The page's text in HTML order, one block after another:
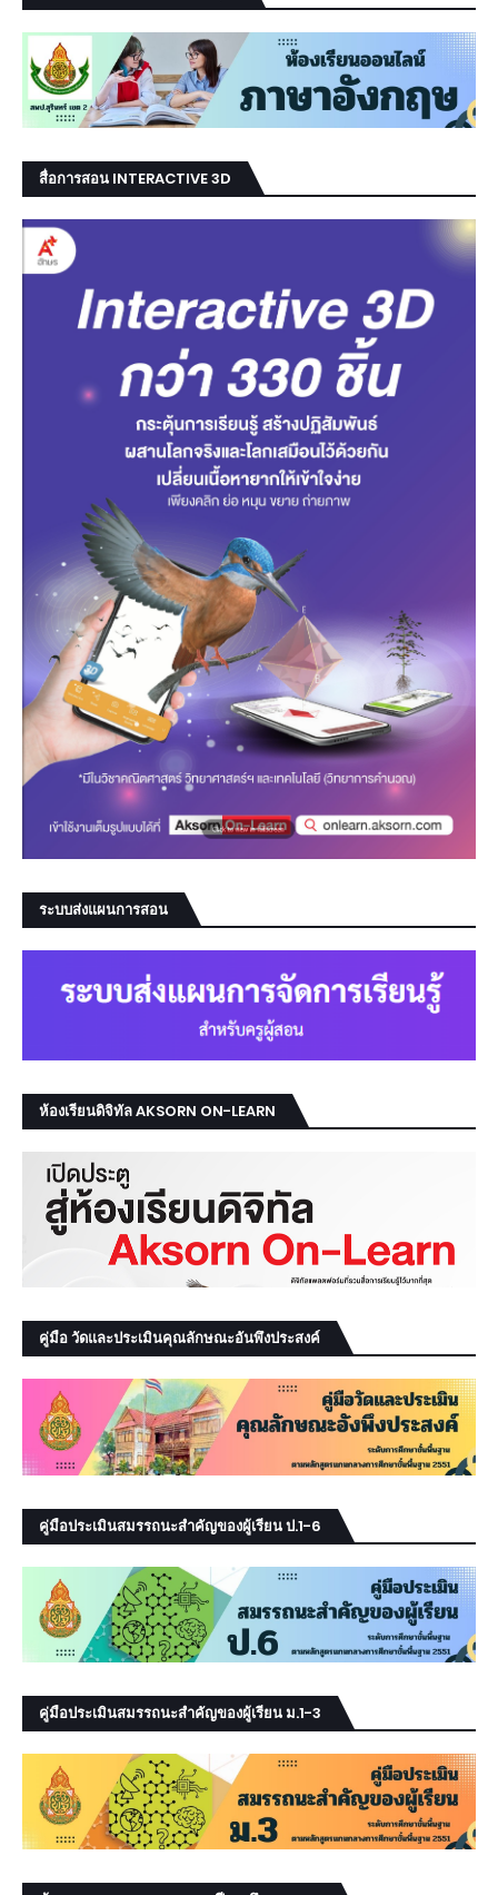
สื่อการสอน INTERACTIVE 3D
ระบบส่งแผนการสอน
ห้องเรียนดิจิทัล AKSORN ON-LEARN
คู่มือ วัดและประเมินคุณลักษณะอันพึงประสงค์
คู่มือประเมินสมรรถนะสำคัญของผู้เรียน ป.1-6
คู่มือประเมินสมรรถนะสำคัญของผู้เรียน ม.1-3